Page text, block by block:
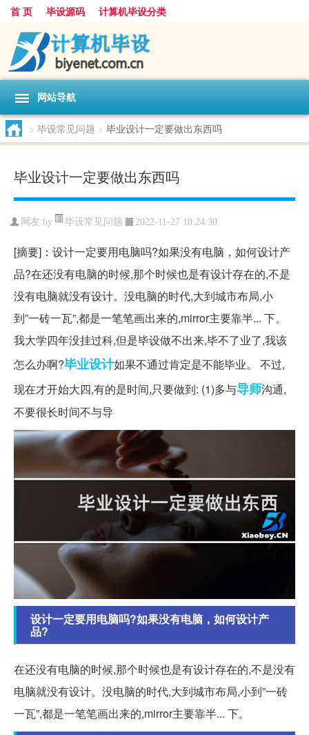
首 页 毕设源码 计算机毕设分类
网站导航
> 毕设常见问题 > 毕业设计一定要做出东西吗
毕业设计一定要做出东西吗
网友:by 毕设常见问题 2022-11-27 10:24:30
[摘要]：设计一定要用电脑吗?如果没有电脑，如何设计产
品?在还没有电脑的时候,那个时候也是有设计存在的,不是
没有电脑就没有设计。没电脑的时代,大到城市布局,小
到”一砖一瓦”,都是一笔笔画出来的,mirror主要靠半... 下。
我大学四年没挂过科,但是毕设做不出来,毕不了业了,我该
怎么办啊?毕业设计如果不通过肯定是不能毕业。 不过,
现在才开始大四,有的是时间,只要做到: (1)多与导师沟通,
不要很长时间不与导
设计一定要用电脑吗?如果没有电脑，如何设计产
品?
在还没有电脑的时候,那个时候也是有设计存在的,不是没有
电脑就没有设计。没电脑的时代,大到城市布局,小到”一砖
一瓦”,都是一笔笔画出来的,mirror主要靠半... 下。